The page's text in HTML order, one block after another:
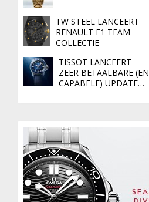
TW STEEL LANCEERT
RENAULT F1 TEAM-
COLLECTIE
TISSOT LANCEERT
ZEER BETAALBARE (EN
CAPABELE) UPDATE…